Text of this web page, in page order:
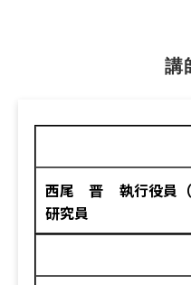
講
西尾 晋
執行役員
研究員